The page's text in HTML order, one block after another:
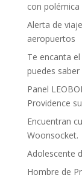
con polémica
Alerta de
aeropuertos
Te encanta
puedes
Panel
Providence
Encuentran
Woonsocket.
Adolescente
Hombre de